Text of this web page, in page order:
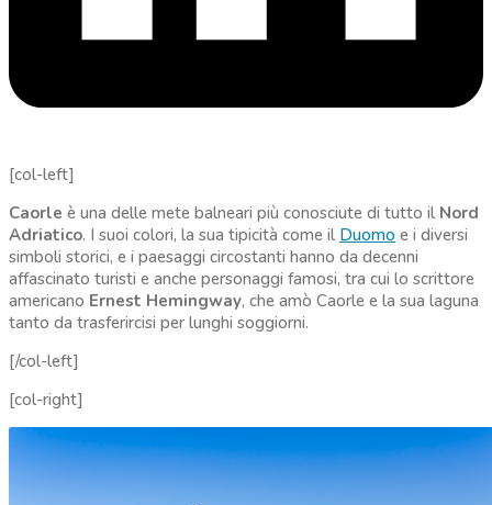
[col-left]
Caorle è una delle mete balneari più conosciute di tutto il Nord
Adriatico. I suoi colori, la sua tipicità come il Duomo e i diversi
simboli storici, e i paesaggi circostanti hanno da decenni
affascinato turisti e anche personaggi famosi, tra cui lo scrittore
americano Ernest Hemingway, che amò Caorle e la sua laguna
tanto da trasferircisi per lunghi soggiorni.
[/col-left]
[col-right]